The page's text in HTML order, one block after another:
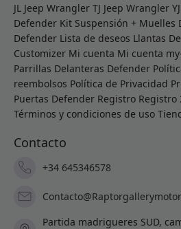
JL Jeep Wrangler TJ Jeep Wrangler YJ
Defender Kit Suspensión + Muelles
Defender Lista de deseos Llantas
Customizer Mi cuenta Mi cuenta
Parrillas Delanteras Defender
reembolsos Política de Privacidad
Puertas Defender Registro Registro
Términos y condiciones de uso
Contacto
+34 645346578
Partida madrigueres SUD,